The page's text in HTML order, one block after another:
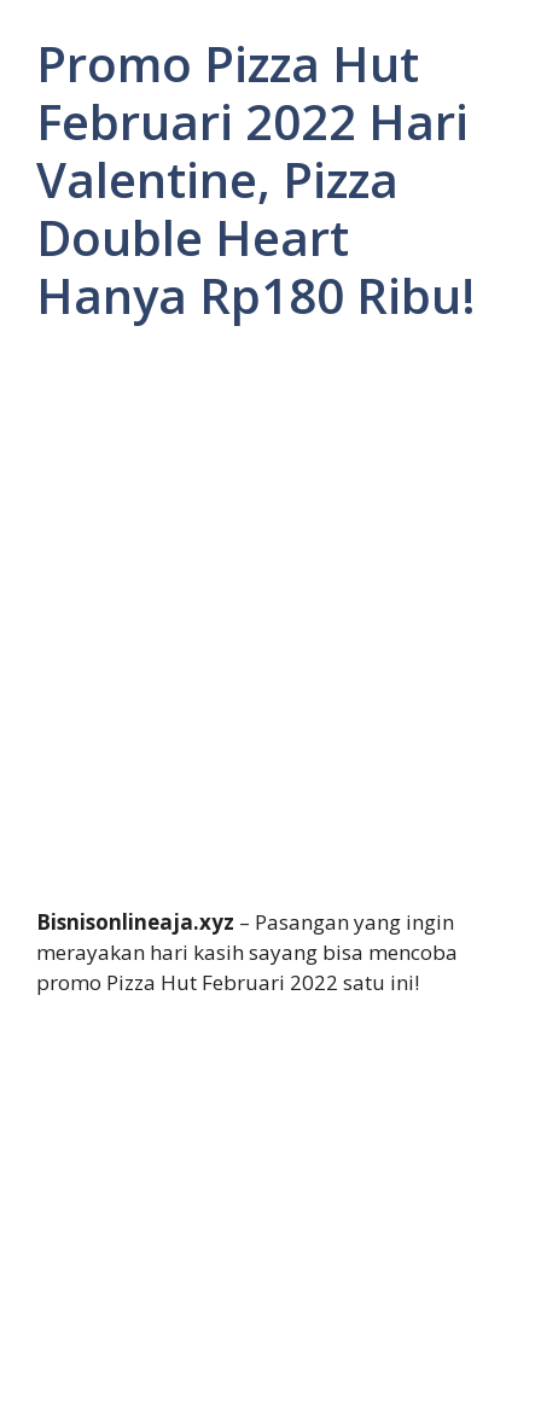
Promo Pizza Hut
Februari 2022 Hari
Valentine, Pizza
Double Heart
Hanya Rp180 Ribu!
Bisnisonlineaja.xyz – Pasangan yang ingin
merayakan hari kasih sayang bisa mencoba
promo Pizza Hut Februari 2022 satu ini!